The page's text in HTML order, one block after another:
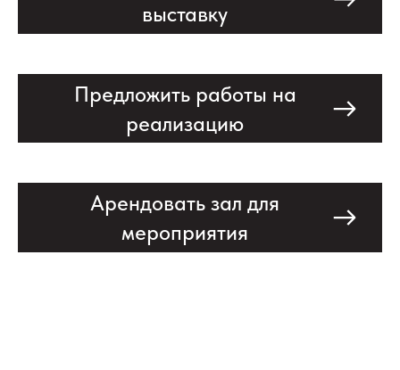
выставку
Предложить работы на
реализацию
Арендовать зал для
мероприятия